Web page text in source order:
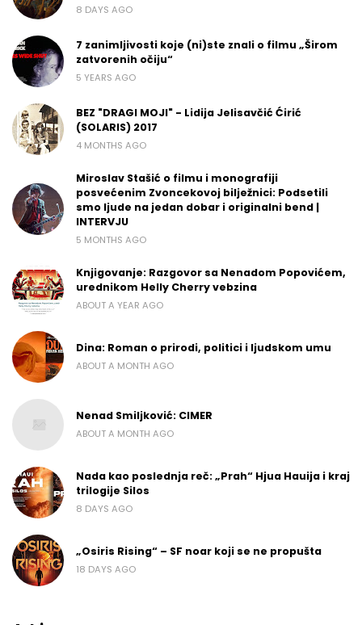
8 DAYS AGO
7 zanimljivosti koje (ni)ste znali o filmu „Širom
zatvorenih očiju“
5 YEARS AGO
BEZ "DRAGI MOJI" - Lidija Jelisavčić Ćirić
(SOLARIS) 2017
4 MONTHS AGO
Miroslav Stašić o filmu i monografiji
posvećenim Zvoncekovoj bilježnici: Podsetili
smo ljude na jedan dobar i originalni bend |
INTERVJU
5 MONTHS AGO
Knjigovanje: Razgovor sa Nenadom Popovićem,
urednikom Helly Cherry vebzina
ABOUT A YEAR AGO
Dina: Roman o prirodi, politici i ljudskom umu
ABOUT A MONTH AGO
Nenad Smiljković: CIMER
ABOUT A MONTH AGO
Nada kao poslednja reč: „Prah“ Hjua Hauija i kraj
trilogije Silos
8 DAYS AGO
„Osiris Rising“ – SF noar koji se ne propušta
18 DAYS AGO